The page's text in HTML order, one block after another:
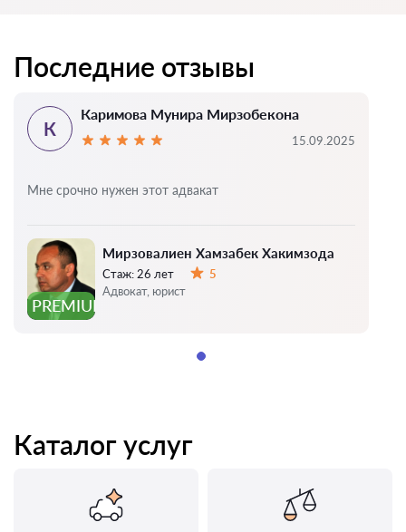
Последние отзывы
PREMIUM
Мирзовалиен Хамзабек Хакимзода
Стаж: 26 лет
5
Адвокат, юрист
К
Каримова Мунира Мирзобекона
15.09.2025
Мне срочно нужен этот адвакат
Каталог услуг